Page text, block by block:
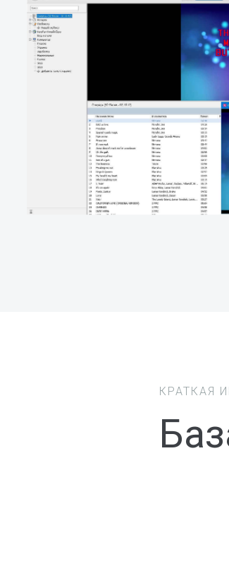
КРАТКАЯ